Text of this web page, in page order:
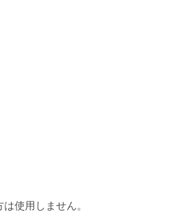
使用しません。